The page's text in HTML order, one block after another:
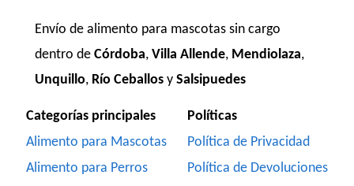
Envío de alimento para mascotas sin cargo
dentro de Córdoba, Villa Allende, Mendiolaza,
Unquillo, Río Ceballos y Salsipuedes
Categorías principales
Alimento para Mascotas
Alimento para Perros
Políticas
Política de Privacidad
Política de Devoluciones